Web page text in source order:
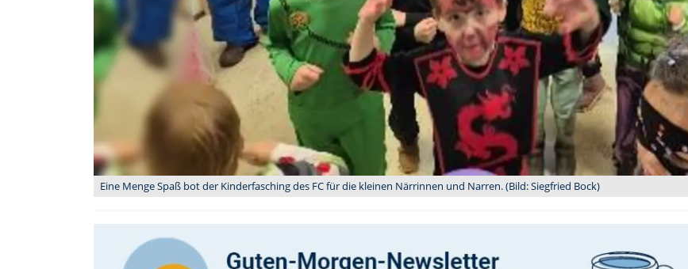
Eine Menge Spaß bot der Kinderfasching des FC für die kleinen Närrinnen und Narren. (Bild: Siegfried Bock)